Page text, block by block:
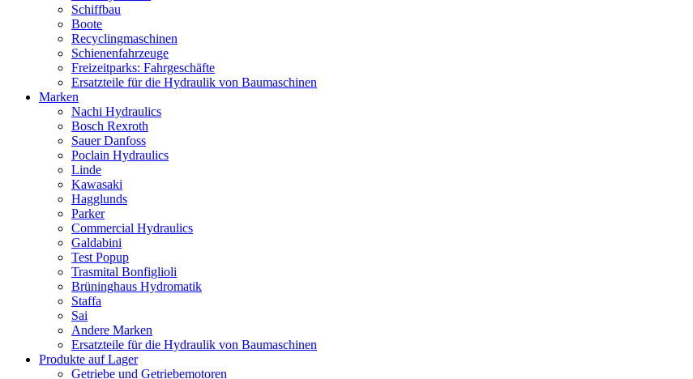
Schiffbau
Boote
Recyclingmaschinen
Schienenfahrzeuge
Freizeitparks: Fahrgeschäfte
Ersatzteile für die Hydraulik von Baumaschinen
Marken
Nachi Hydraulics
Bosch Rexroth
Sauer Danfoss
Poclain Hydraulics
Linde
Kawasaki
Hagglunds
Parker
Commercial Hydraulics
Galdabini
Test Popup
Trasmital Bonfiglioli
Brüninghaus Hydromatik
Staffa
Sai
Andere Marken
Ersatzteile für die Hydraulik von Baumaschinen
Produkte auf Lager
Getriebe und Getriebemotoren